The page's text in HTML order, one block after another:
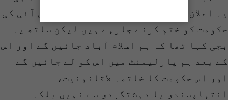
یہ اعلان کیا تھا کہ ہم اس وقت کی پی ٹی آئی کی
حکومت کو ختم کرنے جارہے ہیں لیکن ساتھ یہ
بجی کہا تھا کہ ہم اسلام آباد جائیں گے اور اس
کے بعد ہم پارلیمنٹ میں اس کو لے جائیں گے
اور اس حکومت کا خاتمہ لاقانونیت،
انتہاپسندی یا دہشتگردی سے نہیں بلکہ